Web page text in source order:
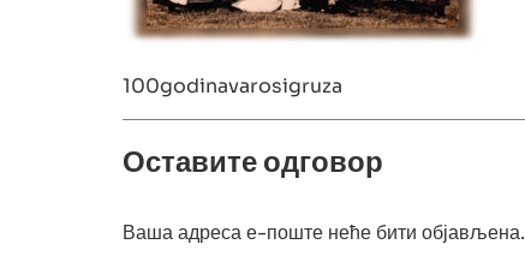
100godinavarosigruza
Оставите одговор
Ваша адреса е-поште неће бити објављена.